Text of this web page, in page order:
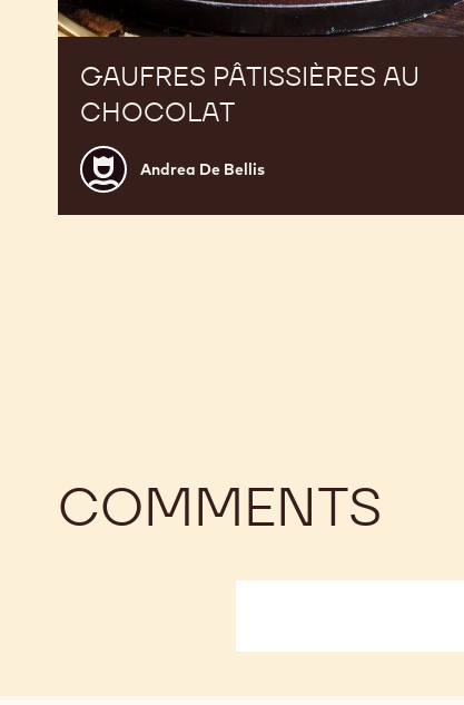
GAUFRES PÂTISSIÈRES AU
CHOCOLAT
Andrea
De
Bellis
Andrea De Bellis
COMMENTS